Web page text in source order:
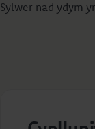
Sylwer nad ydym